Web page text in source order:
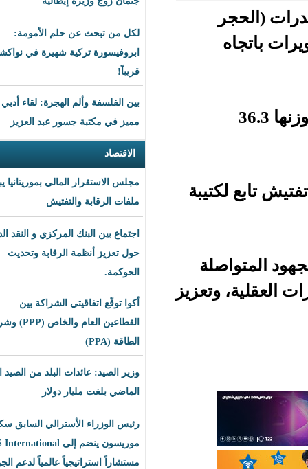
لكل من تبحث عن حلم الأمومة:
ابروفيسورة تركية شهيرة في نواكشوط
بين الفلسفة وألم الهجرة: لقاء أدبي
مميز في مكتبة جسور عبد العزيز
مجلس الاستقرار المالي بموريتانيا يبحث
ملفات الرقابة والتفتيش
اجتماع بين البنك المركزي و النقد الدولي
حول تعزيز أنظمة الرقابة وتحديث
الحوكمة.
أكوا توقّع اتفاقيتي الشراكة بين
القطاعين العام والخاص (PPP) وشراء
وزير الصيد: عائدات البلد من الصيد العام
الماضي بلغت مليار دولار
رئيس الوزراء الأسترالي السابق سكوت
موريسون ينضم إلى BLS International
مستشاراً استراتيجياً عالمياً لدعم الجودة